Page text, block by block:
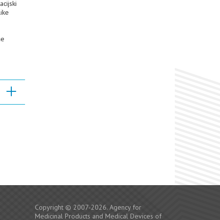
Copyright © 2007-2026. Agency for
Medicinal Products and Medical Devices of